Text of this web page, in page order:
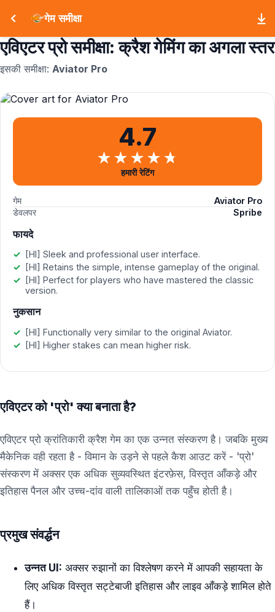
गेम समीक्षा
एविएटर प्रो समीक्षा: क्रैश गेमिंग का अगला स्तर
इसकी समीक्षा: Aviator Pro
4.7
हमारी रेटिंग
गेम
Aviator Pro
डेवलपर
Spribe
फायदे
[HI] Sleek and professional user interface.
[HI] Retains the simple, intense gameplay of the original.
[HI] Perfect for players who have mastered the classic
version.
नुकसान
[HI] Functionally very similar to the original Aviator.
[HI] Higher stakes can mean higher risk.
एविएटर को 'प्रो' क्या बनाता है?
एविएटर प्रो क्रांतिकारी क्रैश गेम का एक उन्नत संस्करण है। जबकि मुख्य
मैकेनिक वही रहता है - विमान के उड़ने से पहले कैश आउट करें - 'प्रो'
संस्करण में अक्सर एक अधिक सुव्यवस्थित इंटरफ़ेस, विस्तृत आँकड़े और
इतिहास पैनल और उच्च-दांव वाली तालिकाओं तक पहुँच होती है।
प्रमुख संवर्द्धन
उन्नत UI: अक्सर रुझानों का विश्लेषण करने में आपकी सहायता के
लिए अधिक विस्तृत सट्टेबाजी इतिहास और लाइव आँकड़े शामिल होते
हैं।